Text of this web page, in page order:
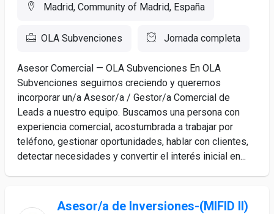
Madrid, Community of Madrid, España
OLA Subvenciones Jornada completa
Asesor Comercial — OLA Subvenciones En OLA
Subvenciones seguimos creciendo y queremos
incorporar un/a Asesor/a / Gestor/a Comercial de
Leads a nuestro equipo. Buscamos una persona con
experiencia comercial, acostumbrada a trabajar por
teléfono, gestionar oportunidades, hablar con clientes,
detectar necesidades y convertir el interés inicial en...
Asesor/a de Inversiones-(MIFID II)